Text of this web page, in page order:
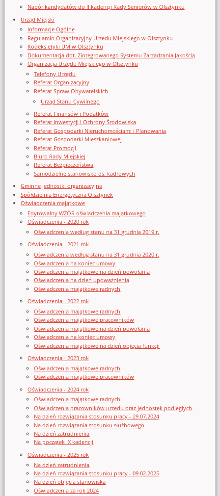
Nabór kandydatów do II kadencji Rady Seniorów w Olsztynku
Urząd Miejski
Informacje Ogólne
Regulamin Organizacyjny Urzedu Miejskiego w Olsztynku
Kodeks etyki UM w Olsztynku
Dokumentacja dot. Zintegrowanego Systemu Zarządzania Jakością
Organizacja Urzędu Miejskiego w Olsztynku
Telefony Urzędu
Referat Organizacyjny
Referat Spraw Obywatelskich
Urząd Stanu Cywilnego
Referat Finansów i Podatków
Referat Inwestycji i Ochrony Środowiska
Referat Gospodarki Nieruchomościami i Planowania
Referat Gospodarki Mieszkaniowej
Referat Promocji
Biuro Rady Miejskiej
Referat Bezpieczeństwa
Samodzielne stanowisko ds. kadrowych
Gminne jednostki organizacyjne
Spółdzielnia Energetyczna Olsztynek
Oświadczenia majątkowe
Edytowalny WZÓR oświadczenia majątkowego
Oświadczenia - 2020 rok
Oświadczenia według stanu na 31 grudnia 2019 r.
Oświadczenia - 2021 rok
Oświadczenia według stanu na 31 grudnia 2020 r.
Oświadczenia na koniec umowy
Oświadczenia majątkowe na dzień powołania
Oświadczenia na dzień upoważnienia
Oświadczenia majątkowe radnych
Oświadczenia - 2022 rok
Oświadczenia majątkowe radnych
Oświadczenia majątkowe pracowników
Oświadczenia majątkowe na dzień powołania
Oświadczenia na koniec umowy
Oświadczenia majątkowe na dzień objęcia funkcji
Oświadczenia - 2023 rok
Oświadczenia majątkowe radnych
Oświadczenia majątkowe pracowników
Oświadczenia - 2024 rok
Oświadczenia majątkowe radnych
Oświadczenia pracowników urzędu oraz jednostek podległych
Na dzień rozwiązania stosunku pracy - 29.07.2024
Na dzień rozwiązania stosunku służbowego
Na dzień zatrudnienia
Na początek IX kadencji
Oświadczenia - 2025 rok
Na dzień zatrudnienia
Na dzień rozwiązania stosunku pracy - 09.02.2025
Na dzień objęcia stanowiska
Oświadczenia za rok 2024